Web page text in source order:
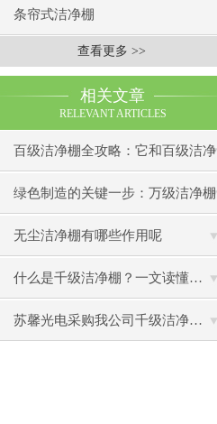
条帘式洁净棚
查看更多 >>
相关文章
RELEVANT ARTICLES
百级洁净棚全攻略：它和百级洁净
室到底有什么区别？
绿色制造的关键一步：万级洁净棚
助力环保型半导体产业发展
无尘洁净棚有哪些作用呢
什么是千级洁净棚？一文读懂其结构特点与局部净化优势
苏馨光电采购我公司千级洁净棚普通工作台一批（7月07日）已顺利交货